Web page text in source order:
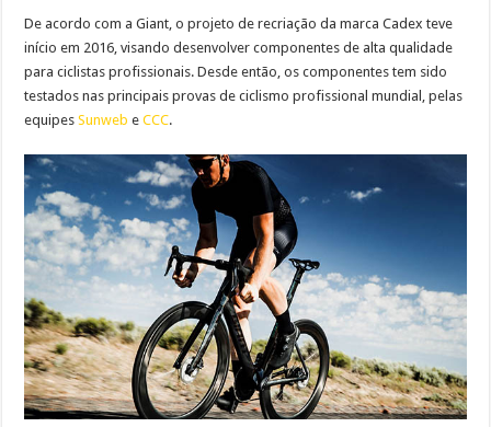
De acordo com a Giant, o projeto de recriação da marca Cadex teve
início em 2016, visando desenvolver componentes de alta qualidade
para ciclistas profissionais. Desde então, os componentes tem sido
testados nas principais provas de ciclismo profissional mundial, pelas
equipesSunweb eCCC.